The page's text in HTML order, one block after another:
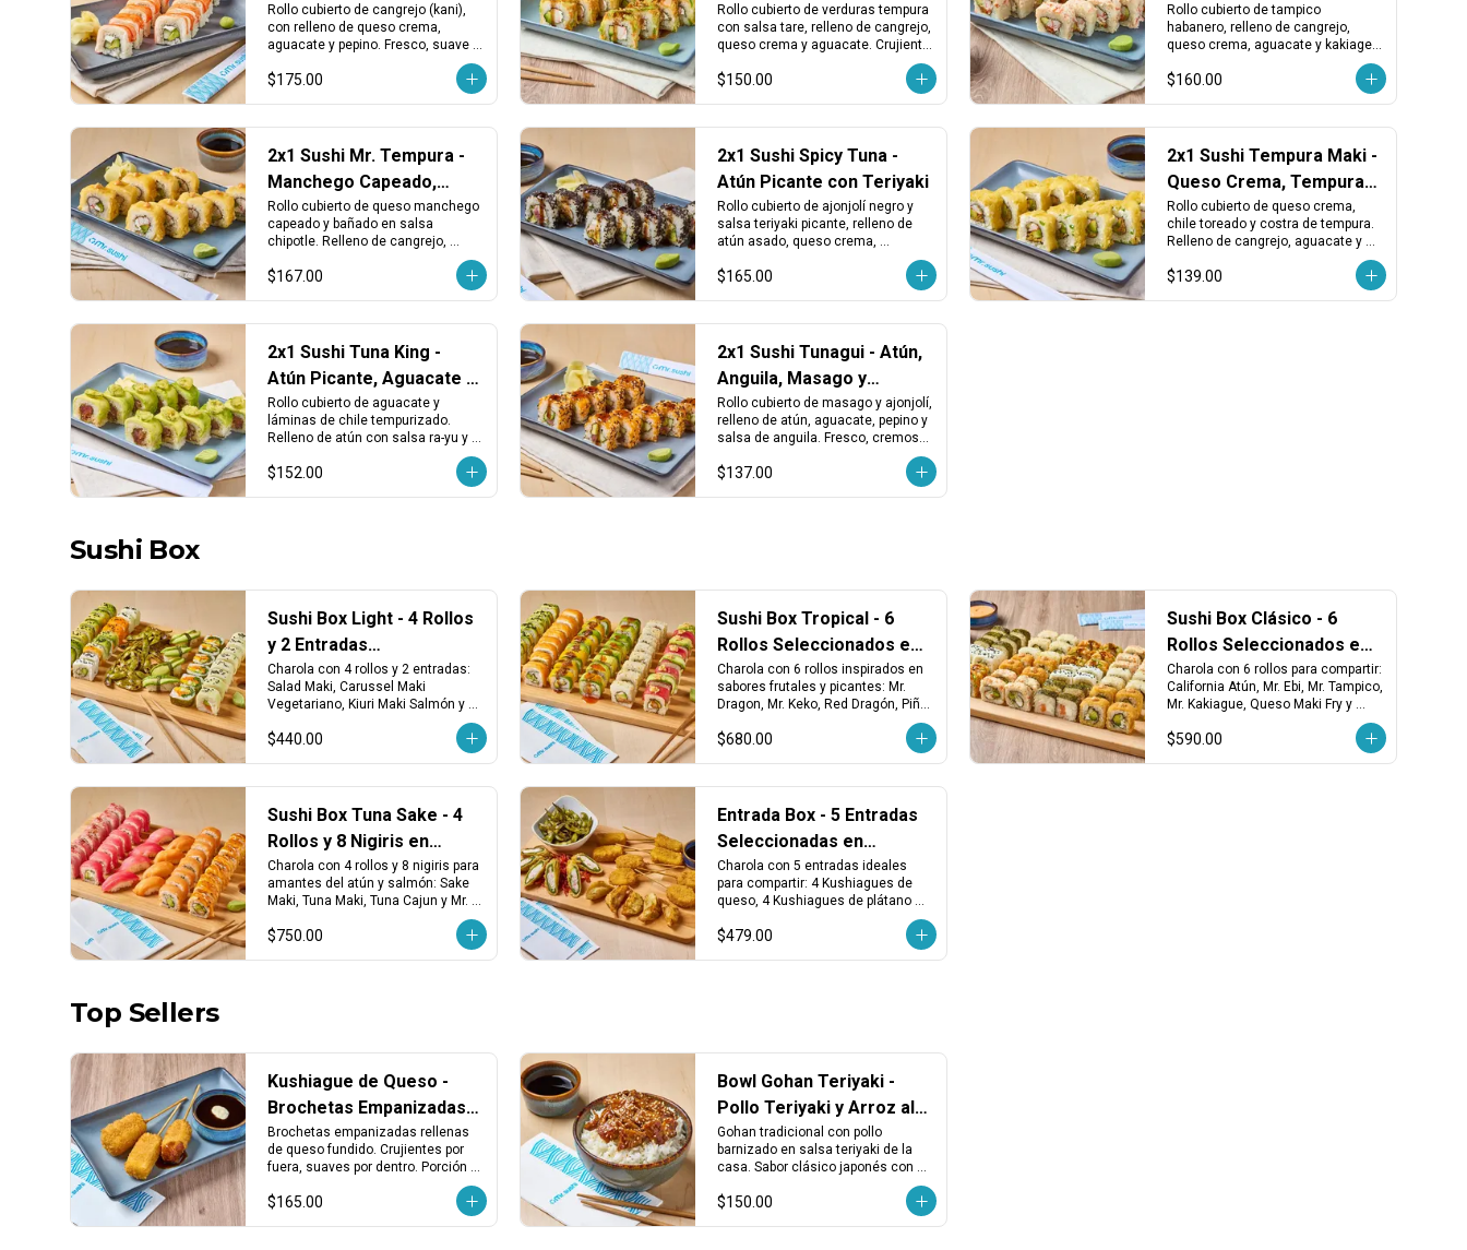
Aguacate y Pepino
Rollo cubierto de cangrejo (kani),
con relleno de queso crema,
aguacate y pepino. Fresco, suave y
con el toque cremoso tradicional.
$175.00
Cangrejo y Queso
Rollo cubierto de verduras tempura
con salsa tare, relleno de cangrejo,
queso crema y aguacate. Crujiente,
japonés.
$150.00
Picante, Cangrejo y
Queso
Rollo cubierto de tampico
habanero, relleno de cangrejo,
queso crema, aguacate y kakiage
toque vegetal crujiente.
$160.00
2x1 Sushi Mr. Tempura -
Manchego Capeado,
Cangrejo y Chipotle
Rollo cubierto de queso manchego
capeado y bañado en salsa
chipotle. Relleno de cangrejo,
Cremoso, crujiente y con toque
$167.00
2x1 Sushi Spicy Tuna -
Atún Picante con Teriyaki
Rollo cubierto de ajonjolí negro y
salsa teriyaki picante, relleno de
atún asado, queso crema,
toreados. Intenso, cremoso y con
$165.00
2x1 Sushi Tempura Maki -
Queso Crema, Tempura,
Cangrejo y Chile
Rollo cubierto de queso crema,
chile toreado y costra de tempura.
Relleno de cangrejo, aguacate y
kakiage. Cremoso, dorado y con un
toque picante.
$139.00
2x1 Sushi Tuna King -
Atún Picante, Aguacate y
Chile Tempura
Rollo cubierto de aguacate y
láminas de chile tempurizado.
Relleno de atún con salsa ra-yu y
textura crujiente.
$152.00
2x1 Sushi Tunagui - Atún,
Anguila, Masago y
Aguacate
Rollo cubierto de masago y ajonjolí,
relleno de atún, aguacate, pepino y
salsa de anguila. Fresco, cremoso
$137.00
Sushi Box
Sushi Box Light - 4 Rollos
y 2 Entradas
Seleccionadas
Charola con 4 rollos y 2 entradas:
Salad Maki, Carussel Maki
Vegetariano, Kiuri Maki Salmón y
edamames y 4 nigiris de aguacate.
$440.00
Sushi Box Tropical - 6
Rollos Seleccionados en
Charola
Charola con 6 rollos inspirados en
sabores frutales y picantes: Mr.
Dragon, Mr. Keko, Red Dragón, Piña
Avocado Maki Vegetariano.
¡Fresco, atrevido y lleno de sabor!
$680.00
Sushi Box Clásico - 6
Rollos Seleccionados en
Charola para Compartir
Charola con 6 rollos para compartir:
California Atún, Mr. Ebi, Mr. Tampico,
Mr. Kakiague, Queso Maki Fry y
Filadelfia Salmón. ¡Variedad clásica
en cada bocado!
$590.00
Sushi Box Tuna Sake - 4
Rollos y 8 Nigiris en
Charola
Charola con 4 rollos y 8 nigiris para
amantes del atún y salmón: Sake
Maki, Tuna Maki, Tuna Cajun y Mr.
Diablo. Incluye 4 nigiris de atún y 4
de salmón fresco. ¡Perfecto para
$750.00
Entrada Box - 5 Entradas
Seleccionadas en
Charola
Charola con 5 entradas ideales
para compartir: 4 Kushiagues de
queso, 4 Kushiagues de plátano
con queso, dumplings vegetales
fritos, chiles tempura y edamames
$479.00
Top Sellers
Kushiague de Queso -
Brochetas Empanizadas
Rellenas de Queso
Fundido (3 pzas)
Brochetas empanizadas rellenas
de queso fundido. Crujientes por
fuera, suaves por dentro. Porción
de 3 piezas, ideales como entrada
o para compartir.
$165.00
Bowl Gohan Teriyaki -
Pollo Teriyaki y Arroz al
Vapor
Gohan tradicional con pollo
barnizado en salsa teriyaki de la
casa. Sabor clásico japonés con un
$150.00